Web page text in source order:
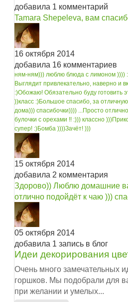
добавила 1 комментарий
Tamara Shepeleva, вам
16 октября 2014
добавила 16 комментариев
ням-ням))) люблю блюда с лимоном ))))
Выглядит привлекательно, наверно и
:)Обожаю! Обязательно буду готовить
))класс :)Большое спасибо, за
дома))) спасибочки)))) ...Просто
булочки с орехами !! :))) классно )))
супер! :)Бомба ))))Зачёт! )))
15 октября 2014
добавила 2 комментария
Здорово)) Люблю домашние
отлично подойдёт к чаю )))
05 октября 2014
добавила 1 запись в блог
Идеи декорирования
Очень много замечательных
горшков. Мы подобрали для
при желании и умелых...